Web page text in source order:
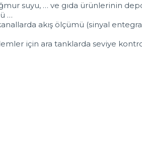
suyu, … ve gıda ürünlerinin
…
akış ölçümü (sinyal
için ara tanklarda seviye